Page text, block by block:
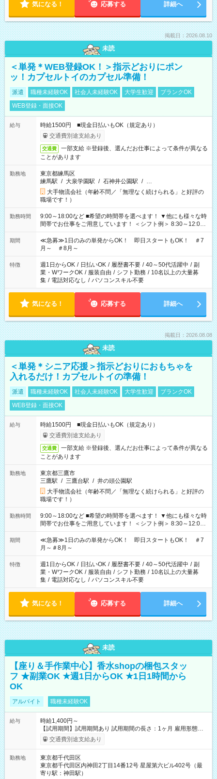
気になる！ 応募する 詳細へ
掲載日：2026.08.10
未読
＜単発＊WEB登録OK！＞指示どおりにポン
ッ！カプセルトイのカプセル準備！
派遣 職種未経験OK 社会人未経験OK 大学生歓迎
ブランクOK
WEB登録・面接OK
給与
時給1500円 ■現金日払いもOK（規定あり）
交通費別途支給あり
交通費
一部支給 ※登録後、選んだお仕事によって条件が異なる
ことがあります
勤務地
東京都練馬区
練馬駅 / 大泉学園駅 / 石神井公園駅 / …
大手物流会社（年齢不問／「無理なく続けられる」と好評の
職場です！）
勤務時間
9:00～18:00など ■希望の時間帯を選べます！ ▼他にも様々な時
間帯でお仕事をご用意しています！ ＜シフト例＞ 8:30～12:00
17:00～22:00 13:00～22:00 22:00～翌6:00 など
期間
≪急募≫1日のみの単発からOK！ 即日スタートもOK！ ＃7
月～ ＃8月～
特徴 週1日からOK / 日払いOK / 履歴書不要 / 40～50代活躍中 / 副
業・WワークOK / 服装自由 / シフト勤務 / 10名以上の大量募
集 / 電話対応なし / パソコンスキル不要
気になる！ 応募する 詳細へ
掲載日：2026.08.08
未読
＜単発＊シニア応援＞指示どおりにおもちゃを
入れるだけ！カプセルトイの準備！
派遣 職種未経験OK 社会人未経験OK 大学生歓迎
ブランクOK
WEB登録・面接OK
給与
時給1500円 ■現金日払いもOK（規定あり）
交通費別途支給あり
交通費
一部支給 ※登録後、選んだお仕事によって条件が異なる
ことがあります
勤務地
東京都三鷹市
三鷹駅 / 三鷹台駅 / 井の頭公園駅
大手物流会社（年齢不問／「無理なく続けられる」と好評の
職場です！）
勤務時間
9:00～18:00など ■希望の時間帯を選べます！ ▼他にも様々な時
間帯でお仕事をご用意しています！ ＜シフト例＞ 8:30～12:00
17:00～22:00 13:00～22:00 22:00～翌6:00 など
期間
≪急募≫1日のみの単発からOK！ 即日スタートもOK！ ＃7
月～＃8月～
特徴 週1日からOK / 日払いOK / 履歴書不要 / 40～50代活躍中 / 副
業・WワークOK / 服装自由 / シフト勤務 / 10名以上の大量募
集 / 電話対応なし / パソコンスキル不要
気になる！ 応募する 詳細へ
未読
【座り＆手作業中心】香水shopの梱包スタッ
フ ★副業OK ★週1日からOK ★1日1時間から
OK
アルバイト 職種未経験OK
給与
時給1,400円～
【試用期間】試用期間あり 試用期間の長さ：1ヶ月 雇用形態、
給与は本採用時と同じです。
交通費別途支給あり
勤務地
東京都千代田区
東京都千代田区内神田2丁目14番12号 星屋第六ビル402号（最
寄り駅：神田駅）